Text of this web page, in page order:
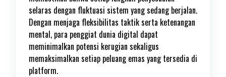
selaras dengan fluktuasi sistem yang sedang berjalan.
Dengan menjaga fleksibilitas taktik serta ketenangan
mental, para penggiat dunia digital dapat
meminimalkan potensi kerugian sekaligus
memaksimalkan setiap peluang emas yang tersedia di
platform.